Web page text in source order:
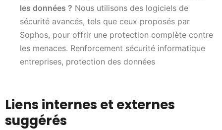
les données ? Nous utilisons des logiciels de
sécurité avancés, tels que ceux proposés par
Sophos, pour offrir une protection complète contre
les menaces. Renforcement sécurité informatique
entreprises, protection des données
Liens internes et externes
suggérés